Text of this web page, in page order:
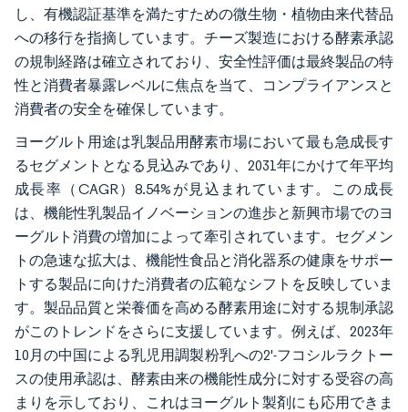
し、有機認証基準を満たすための微生物・植物由来代替品
への移行を指摘しています。チーズ製造における酵素承認
の規制経路は確立されており、安全性評価は最終製品の特
性と消費者暴露レベルに焦点を当て、コンプライアンスと
消費者の安全を確保しています。
ヨーグルト用途は乳製品用酵素市場において最も急成長す
るセグメントとなる見込みであり、2031年にかけて年平均
成長率（CAGR）8.54%が見込まれています。この成長
は、機能性乳製品イノベーションの進歩と新興市場でのヨ
ーグルト消費の増加によって牽引されています。セグメン
トの急速な拡大は、機能性食品と消化器系の健康をサポー
トする製品に向けた消費者の広範なシフトを反映していま
す。製品品質と栄養価を高める酵素用途に対する規制承認
がこのトレンドをさらに支援しています。例えば、2023年
10月の中国による乳児用調製粉乳への2'-フコシルラクトー
スの使用承認は、酵素由来の機能性成分に対する受容の高
まりを示しており、これはヨーグルト製剤にも応用できま